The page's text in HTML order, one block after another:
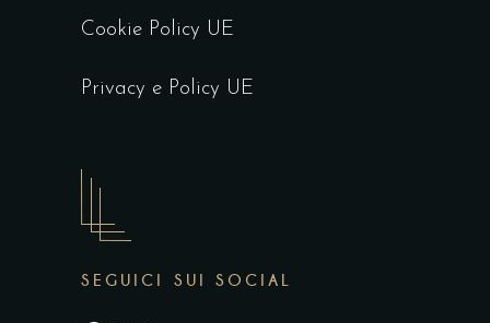
Cookie Policy UE
Privacy e Policy UE
SEGUICI SUI SOCIAL